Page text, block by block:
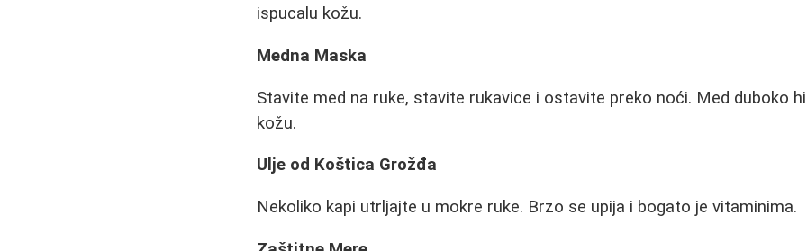
ispucalu kožu.
Medna Maska
Stavite med na ruke, stavite rukavice i ostavite preko noći. Med duboko
kožu.
Ulje od Koštica Grožđa
Nekoliko kapi utrljajte u mokre ruke. Brzo se upija i bogato je vitaminima.